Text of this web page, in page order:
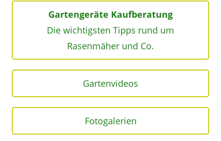
Gartengeräte Kaufberatung
Die wichtigsten Tipps rund um
Rasenmäher und Co.
Gartenvideos
Fotogalerien